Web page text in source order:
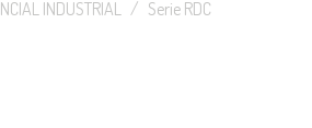
INDUSTRIAL
Serie RDC